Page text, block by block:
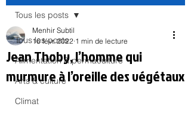
Tous les posts
Alimentation & permaculture
Arts & culture
Climat
Tous les posts
Jean Thoby, l’homme qui
murmure à l’oreille des végétaux
Menhir Subtil
16 févr. 2022 1 min de lecture